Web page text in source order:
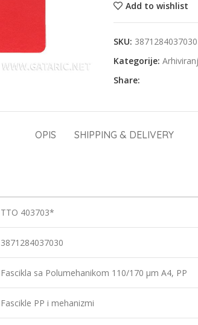
Add to wishlist
SKU: 3871284037030
Kategorije:
Share:
OPIS SHIPPING & DELIVERY
TTO 403703*
3871284037030
Fascikla sa Polumehanikom 110/170 µm A4, PP
Fascikle PP i mehanizmi